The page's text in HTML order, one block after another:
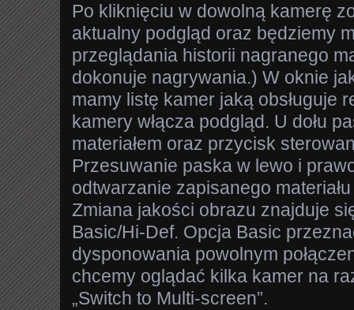
Po kliknięciu w dowolną kamerę
aktualny podgląd oraz będziemy
przeglądania historii nagranego
dokonuje nagrywania.) W oknie
mamy listę kamer jaką obsługuje
kamery włącza podgląd. U dołu
materiałem oraz przycisk
Przesuwanie paska w lewo i
odtwarzanie zapisanego
Zmiana jakości obrazu znajduje
Basic/Hi-Def. Opcja Basic
dysponowania powolnym
chcemy oglądać kilka kamer na
„Switch to Multi-screen”.